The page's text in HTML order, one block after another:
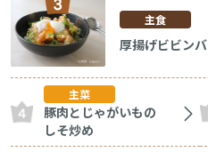
主食
厚揚げビビンバ
主菜
豚肉とじゃがいもの
しそ炒め